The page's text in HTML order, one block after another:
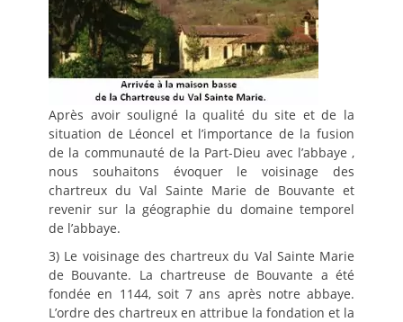
Après avoir souligné la qualité du site et de la
situation de Léoncel et l’importance de la fusion
de la communauté de la Part-Dieu avec l’abbaye ,
nous souhaitons évoquer le voisinage des
chartreux du Val Sainte Marie de Bouvante et
revenir sur la géographie du domaine temporel
de l’abbaye.
3) Le voisinage des chartreux du Val Sainte Marie
de Bouvante. La chartreuse de Bouvante a été
fondée en 1144, soit 7 ans après notre abbaye.
L’ordre des chartreux en attribue la fondation et la